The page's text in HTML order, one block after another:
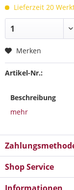
Lieferzeit 20
Merken
Artikel-Nr.:
Beschreibung
mehr
Shop Service